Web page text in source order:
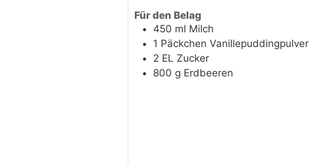
Für den Belag
450 ml Milch
1 Päckchen Vanillepuddingpulver
2 EL Zucker
800 g Erdbeeren